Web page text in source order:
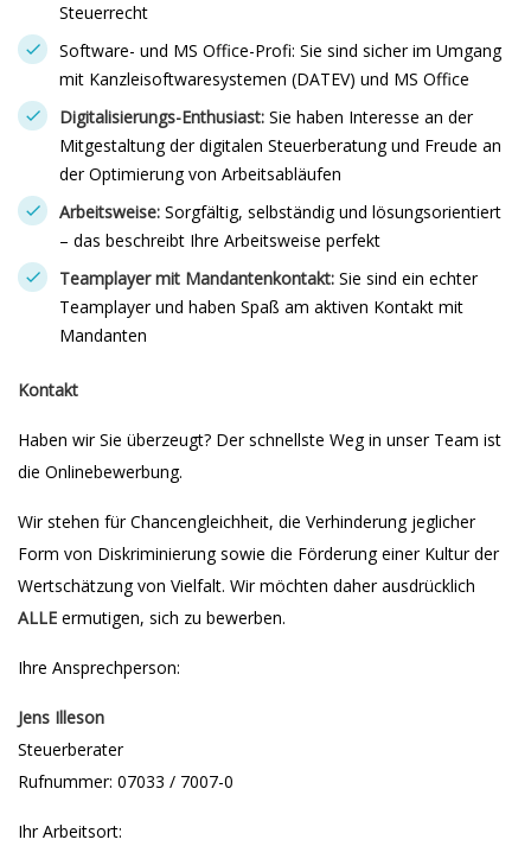
Steuerrecht
Software- und MS Office-Profi: Sie sind sicher im Umgang
mit Kanzleisoftwaresystemen (DATEV) und MS Office
Digitalisierungs-Enthusiast: Sie haben Interesse an der
Mitgestaltung der digitalen Steuerberatung und Freude an
der Optimierung von Arbeitsabläufen
Arbeitsweise: Sorgfältig, selbständig und lösungsorientiert
– das beschreibt Ihre Arbeitsweise perfekt
Teamplayer mit Mandantenkontakt: Sie sind ein echter
Teamplayer und haben Spaß am aktiven Kontakt mit
Mandanten
Kontakt
Haben wir Sie überzeugt? Der schnellste Weg in unser Team ist
die Onlinebewerbung.
Wir stehen für Chancengleichheit, die Verhinderung jeglicher
Form von Diskriminierung sowie die Förderung einer Kultur der
Wertschätzung von Vielfalt. Wir möchten daher ausdrücklich
ALLE ermutigen, sich zu bewerben.
Ihre Ansprechperson:
Jens Illeson
Steuerberater
Rufnummer: 07033 / 7007-0
Ihr Arbeitsort: